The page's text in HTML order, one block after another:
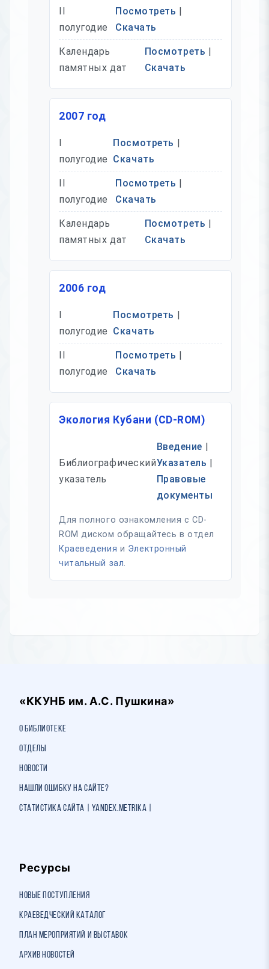
II
полугодие
Посмотреть |
Скачать
Календарь
памятных дат
Посмотреть |
Скачать
2007 год
I
полугодие
Посмотреть |
Скачать
II
полугодие
Посмотреть |
Скачать
Календарь
памятных дат
Посмотреть |
Скачать
2006 год
I
полугодие
Посмотреть |
Скачать
II
полугодие
Посмотреть |
Скачать
Экология Кубани (CD-ROM)
Библиографический
указатель
Введение |
Указатель |
Правовые
документы
Для полного ознакомления с CD-
ROM диском обращайтесь в отдел
Краеведения и Электронный
читальный зал.
«ККУНБ им. А.С. Пушкина»
О библиотеке
Отделы
Новости
Нашли ошибку на сайте?
Статистика сайта | Yandex.Metrika |
Ресурсы
Новые поступления
Краеведческий каталог
План мероприятий и выставок
Архив новостей